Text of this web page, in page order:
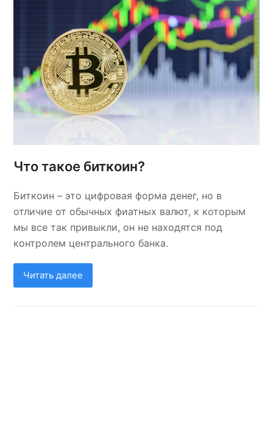
Что такое биткоин?
Биткоин – это цифровая форма денег, но в
отличие от обычных фиатных валют, к которым
мы все так привыкли, он не находятся под
контролем центрального банка.
Читать далее